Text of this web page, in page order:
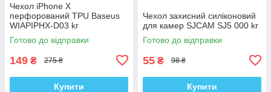
Чехол iPhone X
перфорований TPU Baseus
WIAPIPHX-D03 kr
Готово до відправки
149 ₴ 275 ₴
Купити
Чехол захисний силіконовий
для камер SJCAM SJ5 000 kr
Готово до відправки
55 ₴ 98 ₴
Купити